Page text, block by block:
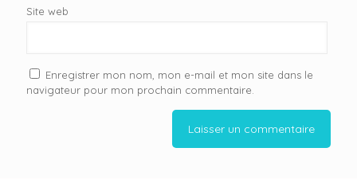
Site web
Enregistrer mon nom, mon e-mail et mon site dans le
navigateur pour mon prochain commentaire.